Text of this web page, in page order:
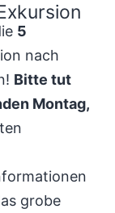
5
nach
Bitte tut
Montag,
grobe